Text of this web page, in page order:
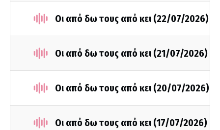
Οι από δω τους από κει (22/07/2026)
Οι από δω τους από κει (21/07/2026)
Οι από δω τους από κει (20/07/2026)
Οι από δω τους από κει (17/07/2026)